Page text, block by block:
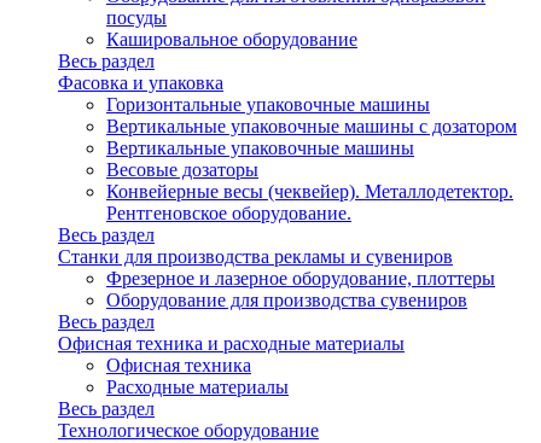
посуды
Кашировальное оборудование
Весь раздел
Фасовка и упаковка
Горизонтальные упаковочные машины
Вертикальные упаковочные машины с дозатором
Вертикальные упаковочные машины
Весовые дозаторы
Конвейерные весы (чеквейер). Металлодетектор.
Рентгеновское оборудование.
Весь раздел
Станки для производства рекламы и сувениров
Фрезерное и лазерное оборудование, плоттеры
Оборудование для производства сувениров
Весь раздел
Офисная техника и расходные материалы
Офисная техника
Расходные материалы
Весь раздел
Технологическое оборудование